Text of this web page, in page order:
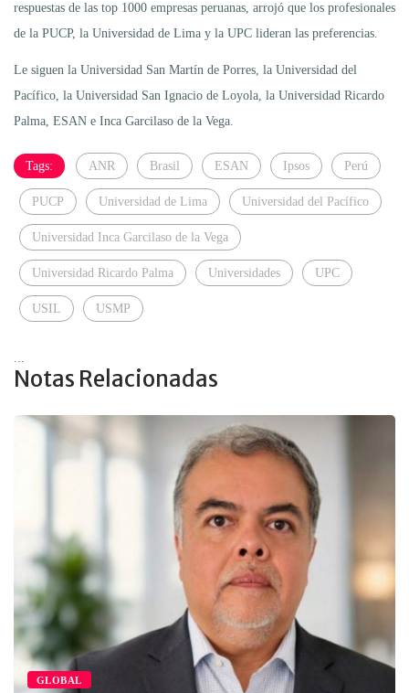
respuestas de las top 1000 empresas peruanas, arrojó que los profesionales
de la PUCP, la Universidad de Lima y la UPC lideran las preferencias.
Le siguen la Universidad San Martín de Porres, la Universidad del
Pacífico, la Universidad San Ignacio de Loyola, la Universidad Ricardo
Palma, ESAN e Inca Garcilaso de la Vega.
Tags: ANR Brasil ESAN Ipsos Perú
PUCP Universidad de Lima Universidad del Pacífico
Universidad Inca Garcilaso de la Vega
Universidad Ricardo Palma Universidades UPC
USIL USMP
Notas Relacionadas
GLOBAL